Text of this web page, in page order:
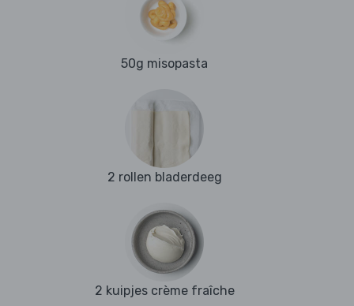
50g misopasta
2 rollen bladerdeeg
2 kuipjes crème fraîche